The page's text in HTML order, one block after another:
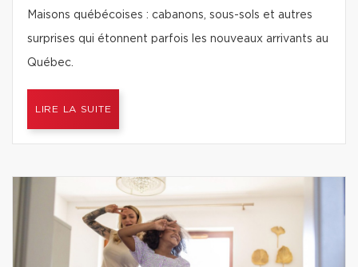
Maisons québécoises : cabanons, sous-sols et autres
surprises qui étonnent parfois les nouveaux arrivants au
Québec.
LIRE LA SUITE